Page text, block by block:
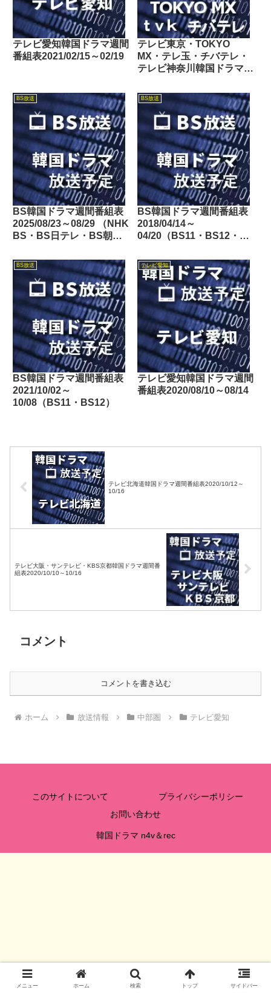
テレビ愛知韓国ドラマ週間
番組表2021/02/15～02/19
テレビ東京・TOKYO
MX・テレ玉・チバテレ・
テレビ神奈川韓国ドラマ週
09/25
BS放送
BS韓国ドラマ週間番組表
2025/08/23～08/29 （NHK
BS・BS日テレ・BS朝
東・BSフジ）
BS放送
BS韓国ドラマ週間番組表
2018/04/14～
04/20（BS11・BS12・
BS放送
BS韓国ドラマ週間番組表
2021/10/02～
10/08（BS11・BS12）
テレビ愛知
テレビ愛知韓国ドラマ週間
番組表2020/08/10～08/14
テレビ北海道韓国ドラマ週間番組表2020/10/12～
10/16
テレビ大阪・サンテレビ・KBS京都韓国ドラマ週間番
組表2020/10/10～10/16
コメント
コメントを書き込む
ホーム 放送情報 中部圏 テレビ愛知
このサイトについて
プライバシーポリシー
お問い合わせ
韓国ドラマ n4v＆rec
メニュー ホーム 検索 トップ サイドバー